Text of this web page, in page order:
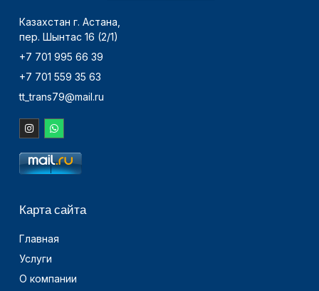
Казахстан г. Астана,
пер. Шынтас 16 (2/1)
+7 701 995 66 39
+7 701 559 35 63
tt_trans79@mail.ru
Карта сайта
Главная
Услуги
О компании